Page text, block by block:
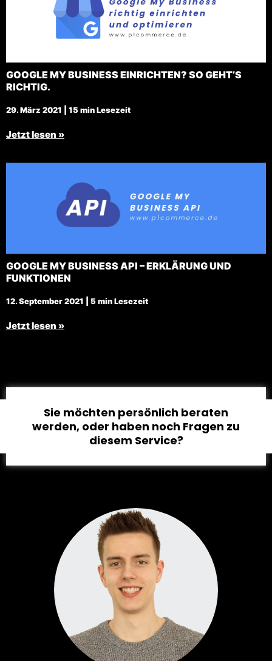
GOOGLE MY BUSINESS EINRICHTEN? SO GEHT’S
RICHTIG.
29. März 2021 | 15 min Lesezeit
Jetzt lesen »
GOOGLE MY BUSINESS API – ERKLÄRUNG UND
FUNKTIONEN
12. September 2021 | 5 min Lesezeit
Jetzt lesen »
Sie möchten persönlich beraten
werden, oder haben noch Fragen zu
diesem Service?